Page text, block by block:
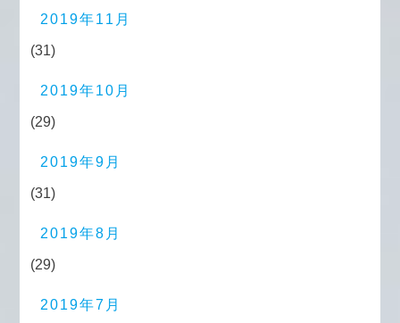
2019年11月
(31)
2019年10月
(29)
2019年9月
(31)
2019年8月
(29)
2019年7月